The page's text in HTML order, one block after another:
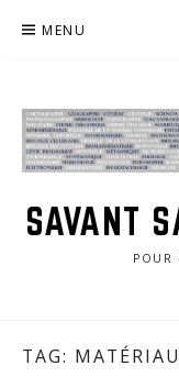
MENU
SAVANT
POUR
TAG: